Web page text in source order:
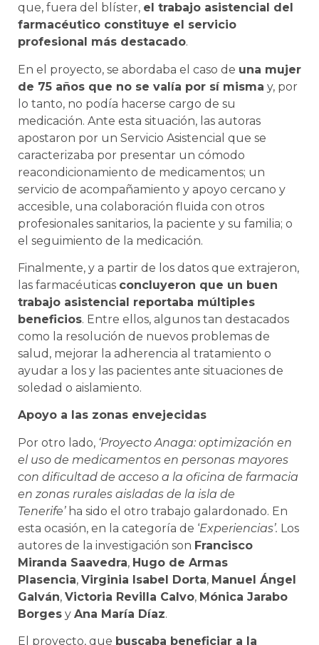
que, fuera del blíster, el trabajo asistencial del
farmacéutico constituye el servicio
profesional más destacado.
En el proyecto, se abordaba el caso de una mujer
de 75 años que no se valía por sí misma y, por
lo tanto, no podía hacerse cargo de su
medicación. Ante esta situación, las autoras
apostaron por un Servicio Asistencial que se
caracterizaba por presentar un cómodo
reacondicionamiento de medicamentos; un
servicio de acompañamiento y apoyo cercano y
accesible, una colaboración fluida con otros
profesionales sanitarios, la paciente y su familia; o
el seguimiento de la medicación.
Finalmente, y a partir de los datos que extrajeron,
las farmacéuticas concluyeron que un buen
trabajo asistencial reportaba múltiples
beneficios. Entre ellos, algunos tan destacados
como la resolución de nuevos problemas de
salud, mejorar la adherencia al tratamiento o
ayudar a los y las pacientes ante situaciones de
soledad o aislamiento.
Apoyo a las zonas envejecidas
Por otro lado, ‘Proyecto Anaga: optimización en
el uso de medicamentos en personas mayores
con dificultad de acceso a la oficina de farmacia
en zonas rurales aisladas de la isla de
Tenerife’ha sido el otro trabajo galardonado. En
esta ocasión, en la categoría de ‘Experiencias’. Los
autores de la investigación son Francisco
Miranda Saavedra, Hugo de Armas
Plasencia, Virginia Isabel Dorta, Manuel Ángel
Galván, Victoria Revilla Calvo, Mónica Jarabo
Borges y Ana María Díaz.
El proyecto, que buscaba beneficiar a la